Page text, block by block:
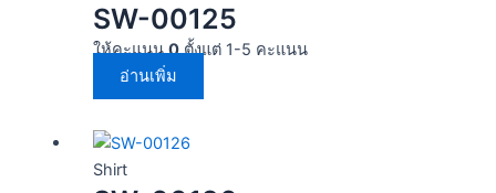
SW-00125
ให้คะแนน0ตั้งแต่ 1-5 คะแนน
อ่านเพิ่ม
Shirt